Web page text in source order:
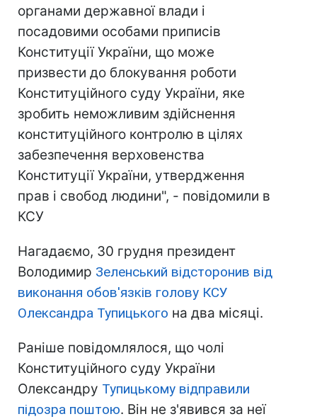
органами державної влади і
посадовими особами приписів
Конституції України, що може
призвести до блокування роботи
Конституційного суду України, яке
зробить неможливим здійснення
конституційного контролю в цілях
забезпечення верховенства
Конституції України, утвердження
прав і свобод людини", - повідомили в
КСУ
Нагадаємо, 30 грудня президент
Володимир Зеленський відсторонив від
виконання обов'язків голову КСУ
Олександра Тупицького на два місяці.
Раніше повідомлялося, що чолі
Конституційного суду України
Олександру Тупицькому відправили
підозра поштою. Він не з'явився за неї